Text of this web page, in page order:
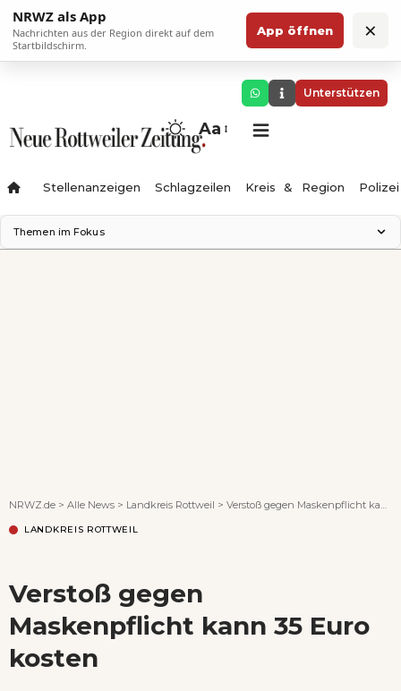
NRWZ als App
Nachrichten aus der Region direkt auf dem
Startbildschirm.
App öffnen ×
Unterstützen
Aa
Stellenanzeigen Schlagzeilen Kreis & Region Polizei
Themen im Fokus
NRWZ.de > Alle News > Landkreis Rottweil > Verstoß gegen Maskenpflicht kann 35 Euro kosten
LANDKREIS ROTTWEIL
Verstoß gegen
Maskenpflicht kann 35 Euro
kosten